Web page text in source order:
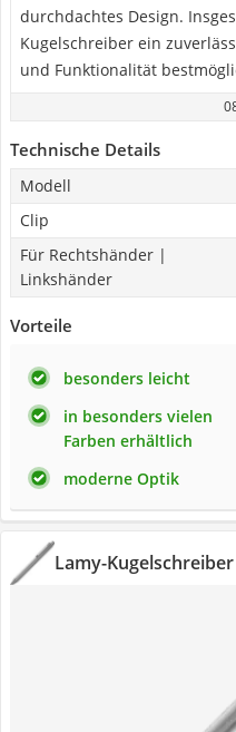
durchdachtes Design.
Kugelschreiber ein
und Funktionalität
Technische Details
Modell
Clip
Für Rechtshänder |
Linkshänder
Vorteile
besonders leicht
in besonders vielen
Farben erhältlich
moderne Optik
Lamy-